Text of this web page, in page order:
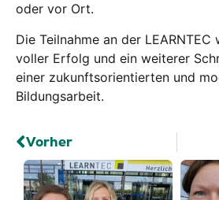
oder vor Ort.
Die Teilnahme an der LEARNTEC
voller Erfolg und ein weiterer
einer zukunftsorientierten und
Bildungsarbeit.
Vorher